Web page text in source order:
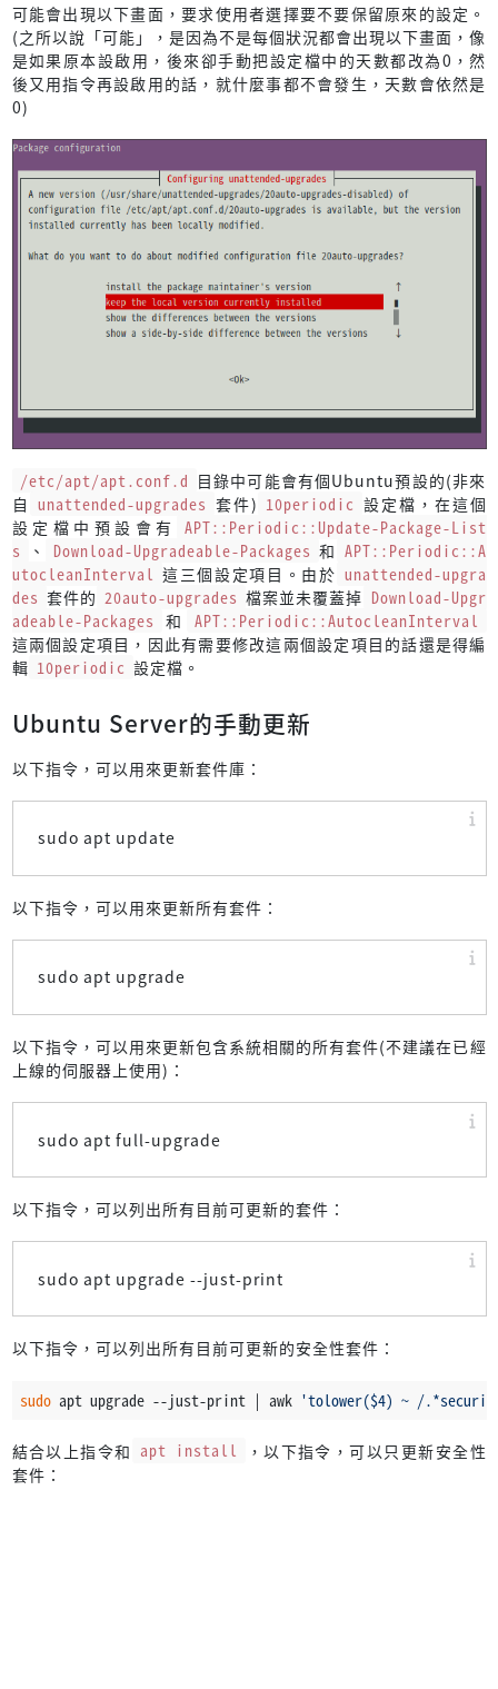
可能會出現以下畫面，要求使用者選擇要不要保留原來的設定。
(之所以說「可能」，是因為不是每個狀況都會出現以下畫面，像
是如果原本設啟用，後來卻手動把設定檔中的天數都改為0，然
後又用指令再設啟用的話，就什麼事都不會發生，天數會依然是
0)
/etc/apt/apt.conf.d 目錄中可能會有個Ubuntu預設的(非來
自 unattended-upgrades 套件) 10periodic 設定檔，在這個
設定檔中預設會有 APT::Periodic::Update-Package-List
s
、 Download-Upgradeable-Packages 和 APT::Periodic::A
utocleanInterval 這三個設定項目。由於 unattended-upgra
des 套件的 20auto-upgrades 檔案並未覆蓋掉 Download-Upgr
adeable-Packages 和
APT::Periodic::AutocleanInterval
這兩個設定項目，因此有需要修改這兩個設定項目的話還是得編
輯 10periodic 設定檔。
Ubuntu Server的手動更新
以下指令，可以用來更新套件庫：
sudo apt update
以下指令，可以用來更新所有套件：
sudo apt upgrade
以下指令，可以用來更新包含系統相關的所有套件(不建議在已經
上線的伺服器上使用)：
sudo apt full-upgrade
以下指令，可以列出所有目前可更新的套件：
sudo apt upgrade --just-print
以下指令，可以列出所有目前可更新的安全性套件：
sudo apt upgrade --just-print | awk 'tolower($4) ~ /
結合以上指令和 apt install
，以下指令，可以只更新安全性
套件：